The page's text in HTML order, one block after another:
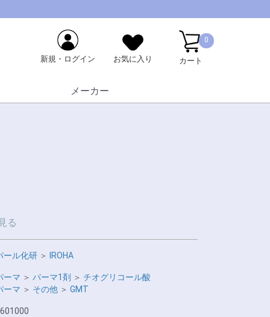
新規・ログイン お気に入り
0
カート
メーカー
る
ール化研 ＞ IROHA
ーマ ＞ パーマ1剤 ＞ チオグリコール酸
ーマ ＞ その他 ＞ GMT